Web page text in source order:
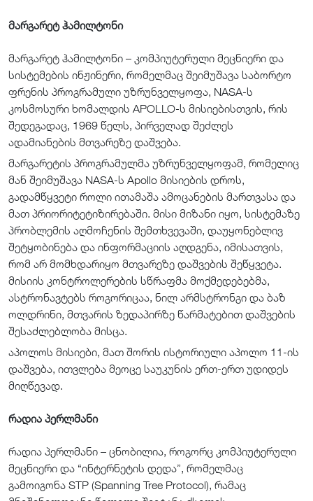
მარგარეტ ჰამილტონი
მარგარეტ ჰამილტონი – კომპიუტერული მეცნიერი და
სისტემების ინჟინერი, რომელმაც შეიმუშავა საბორტო
ფრენის პროგრამული უზრუნველყოფა, NASA-ს
კოსმოსური ხომალდის APOLLO-ს მისიებისთვის, რის
შედეგადაც, 1969 წელს, პირველად შეძლეს
ადამიანების მთვარეზე დაშვება.
მარგარეტის პროგრამულმა უზრუნველყოფამ, რომელიც
მან შეიმუშავა NASA-ს Apollo მისიების დროს,
გადამწყვეტი როლი ითამაშა ამოცანების მართვასა და
მათ პრიორიტეტიზირებაში. მისი მიზანი იყო, სისტემაზე
პრობლემის აღმოჩენის შემთხვევაში, დაუყონებლივ
შეტყობინება და ინფორმაციის აღდგენა, იმისათვის,
რომ არ მომხდარიყო მთვარეზე დაშვების შეწყვეტა.
მისიის კონტროლერების სწრაფმა მოქმედებებმა,
ასტრონავტებს როგორიცაა, ნილ არმსტრონგი და ბაზ
ოლდრინი, მთვარის ზედაპირზე წარმატებით დაშვების
შესაძლებლობა მისცა.
აპოლოს მისიები, მათ შორის ისტორიული აპოლო 11-ის
დაშვება, ითვლება მეოცე საუკუნის ერთ-ერთ უდიდეს
მიღწევად.
რადია პერლმანი
რადია პერლმანი – ცნობილია, როგორც კომპიუტერული
მეცნიერი და “ინტერნეტის დედა”, რომელმაც
გამოიგონა STP (Spanning Tree Protocol), რამაც